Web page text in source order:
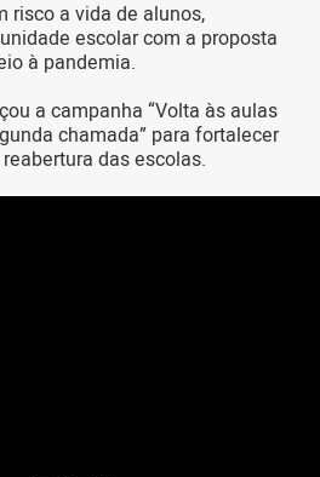
risco a vida de alunos,
escolar com a proposta
à pandemia.
a campanha “Volta às aulas
chamada” para fortalecer
das escolas.